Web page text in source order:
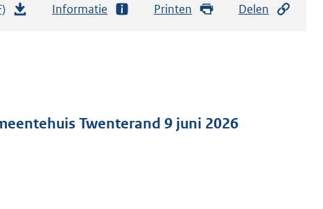
d
Informatie Printen Delen
Twenterand 9 juni 2026